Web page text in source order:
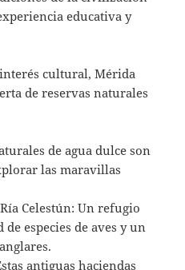
educativa y
cultural, Mérida
de reservas naturales
de agua dulce son
las maravillas
Celestún: Un refugio
especies de aves y un
antiguas haciendas